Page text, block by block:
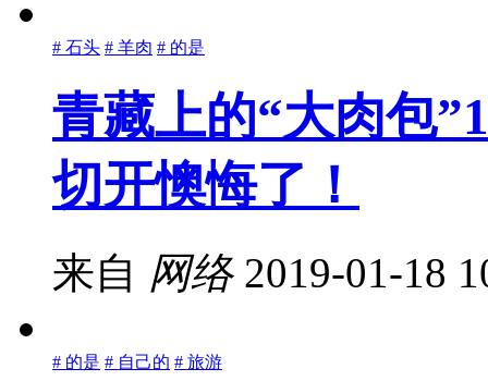
# 石头 # 羊肉 # 的是
青藏上的“大肉包
切开懊悔了！
来自 网络 2019-01-18
# 的是 # 自己的 # 旅游